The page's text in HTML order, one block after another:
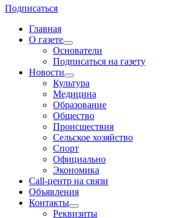
Подписаться
Главная
О газете
Основатели
Подписаться на газету
Новости
Культура
Медицина
Образование
Общество
Происшествия
Сельское хозяйство
Спорт
Официально
Экономика
Call-центр на связи
Объявления
Контакты
Реквизиты